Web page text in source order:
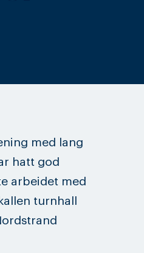
med lang
hatt god
arbeidet med
turnhall